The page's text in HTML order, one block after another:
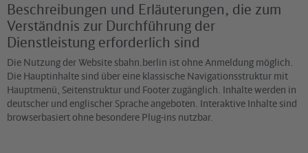
Beschreibungen und Erläuterungen, die zum
Verständnis zur Durchführung der
Dienstleistung erforderlich sind
Die Nutzung der Website sbahn.berlin ist ohne Anmeldung möglich.
Die Hauptinhalte sind über eine klassische Navigationsstruktur mit
Hauptmenü, Seitenstruktur und Footer zugänglich. Inhalte werden in
deutscher und englischer Sprache angeboten. Interaktive Inhalte sind
browserbasiert ohne besondere Plug-ins nutzbar.